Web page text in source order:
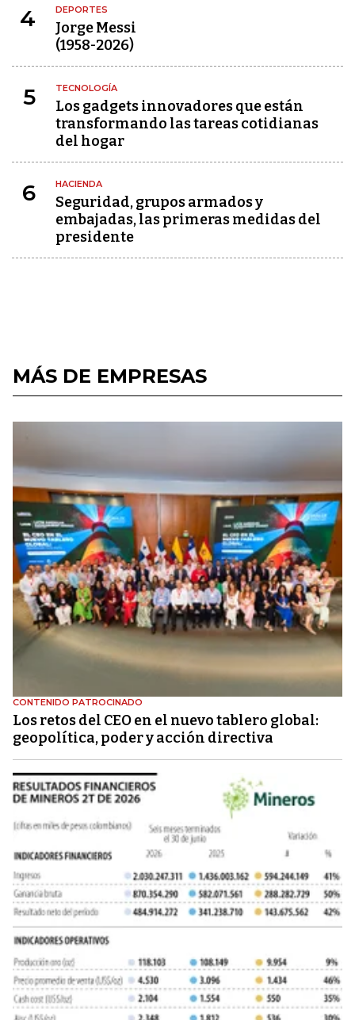
4 DEPORTES
Jorge Messi
(1958-2026)
5 TECNOLOGÍA
Los gadgets innovadores que están
transformando las tareas cotidianas
del hogar
6 HACIENDA
Seguridad, grupos armados y
embajadas, las primeras medidas del
presidente
MÁS DE EMPRESAS
CONTENIDO PATROCINADO
Los retos del CEO en el nuevo tablero global:
geopolítica, poder y acción directiva